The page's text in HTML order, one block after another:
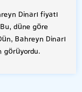
Dinarı fiyatı
düne göre
Bahreyn Dinarı
görüyordu.